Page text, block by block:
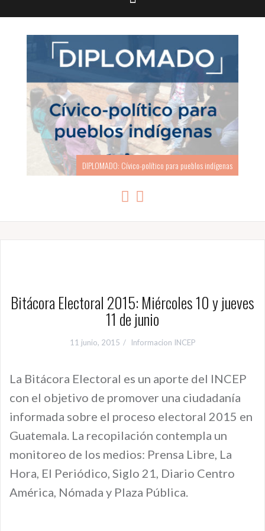
DIPLOMADO: Cívico-político para pueblos indígenas
Bitácora Electoral 2015: Miércoles 10 y jueves
11 de junio
11 junio, 2015 Informacion INCEP
La Bitácora Electoral es un aporte del INCEP
con el objetivo de promover una ciudadanía
informada sobre el proceso electoral 2015 en
Guatemala. La recopilación contempla un
monitoreo de los medios: Prensa Libre, La
Hora, El Periódico, Siglo 21, Diario Centro
América, Nómada y Plaza Pública.